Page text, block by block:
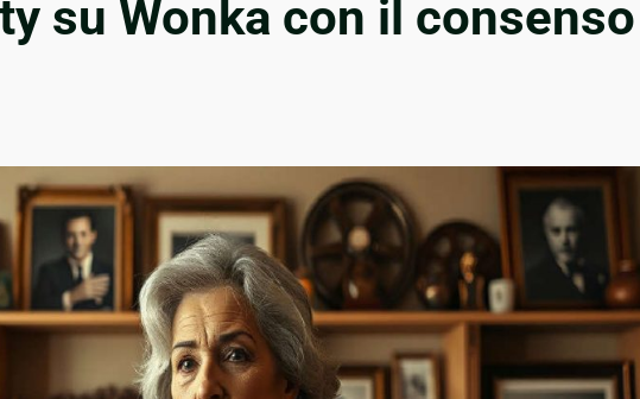
su Wonka con il consenso